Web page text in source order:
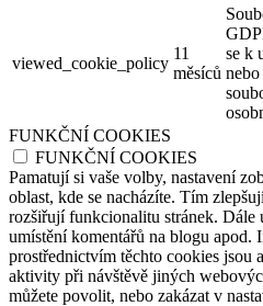
viewed_cookie_policy
11
měsíců
se k
FUNKČNÍ COOKIES
FUNKČNÍ COOKIES
Pamatují si vaše volby, nastavení
oblast, kde se nacházíte. Tím
rozšiřují funkcionalitu stránek. Dále
umístění komentářů na blogu apod.
prostřednictvím těchto cookies jsou
aktivity při návštěvě jiných
můžete povolit, nebo zakázat v